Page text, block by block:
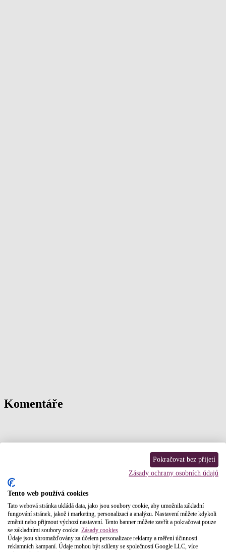
Komentáře
Pokračovat bez přijetí
Zásady ochrany osobních údajů
Tento web používá cookies
Tato webová stránka ukládá data, jako jsou soubory cookie, aby umožnila základní
fungování stránek, jakož i marketing, personalizaci a analýzu. Nastavení můžete kdykoli
změnit nebo přijmout výchozí nastavení. Tento banner můžete zavřít a pokračovat pouze
se základními soubory cookie. Zásady cookies
Údaje jsou shromažďovány za účelem personalizace reklamy a měření účinnosti
reklamních kampaní. Údaje mohou být sdíleny se společností Google LLC, více